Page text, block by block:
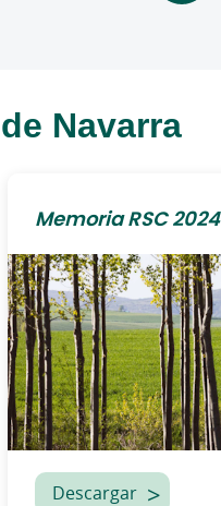
Navarra
Memoria RSC 2024
Descargar